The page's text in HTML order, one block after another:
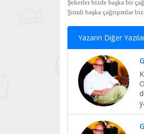
Şekerler bizde başka bir
Şimdi başka çağrışımlar
Yazarın Diğer